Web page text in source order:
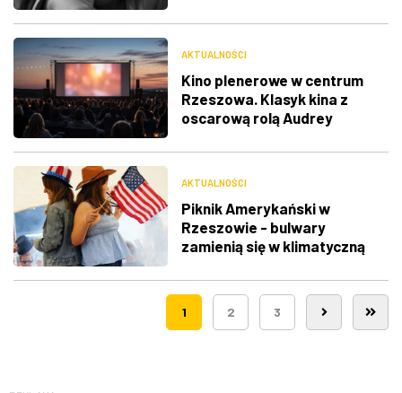
AKTUALNOŚCI
Kino plenerowe w centrum
Rzeszowa. Klasyk kina z
oscarową rolą Audrey
AKTUALNOŚCI
Piknik Amerykański w
Rzeszowie - bulwary
zamienią się w klimatyczną
1 2 3